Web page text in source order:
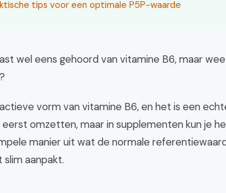
tips voor een optimale P5P-waarde
wel eens gehoord van vitamine B6, maar
vorm van vitamine B6, en het is een
omzetten, maar in supplementen kun je
manier uit wat de normale
slim aanpakt.